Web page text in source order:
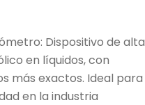
Dispositivo de alta
en líquidos, con
más exactos. Ideal para
en la industria